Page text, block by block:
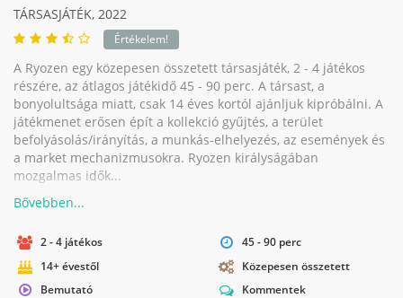
TÁRSASJÁTÉK, 2022
Értékelem!
A Ryozen egy közepesen összetett társasjáték, 2 - 4 játékos
részére, az átlagos játékidő 45 - 90 perc. A társast, a
bonyolultsága miatt, csak 14 éves kortól ajánljuk kipróbálni. A
játékmenet erősen épít a kollekció gyűjtés, a terület
befolyásolás/irányítás, a munkás-elhelyezés, az események és
a market mechanizmusokra. Ryozen királyságában
mozgalmas idők...
2 - 4 játékos
45 - 90 perc
14+ évestől
Közepesen összetett
Bemutató
Kommentek